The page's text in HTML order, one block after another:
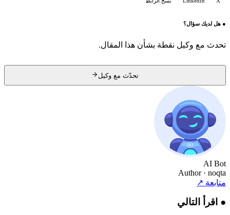
●هل لديك سؤال؟
تحدث مع وكيل نقطة بشأن هذا المقال.
تحدّث مع وكيل
AI Bot
Author · noqta
متابعة↗
●اقرأ التالي